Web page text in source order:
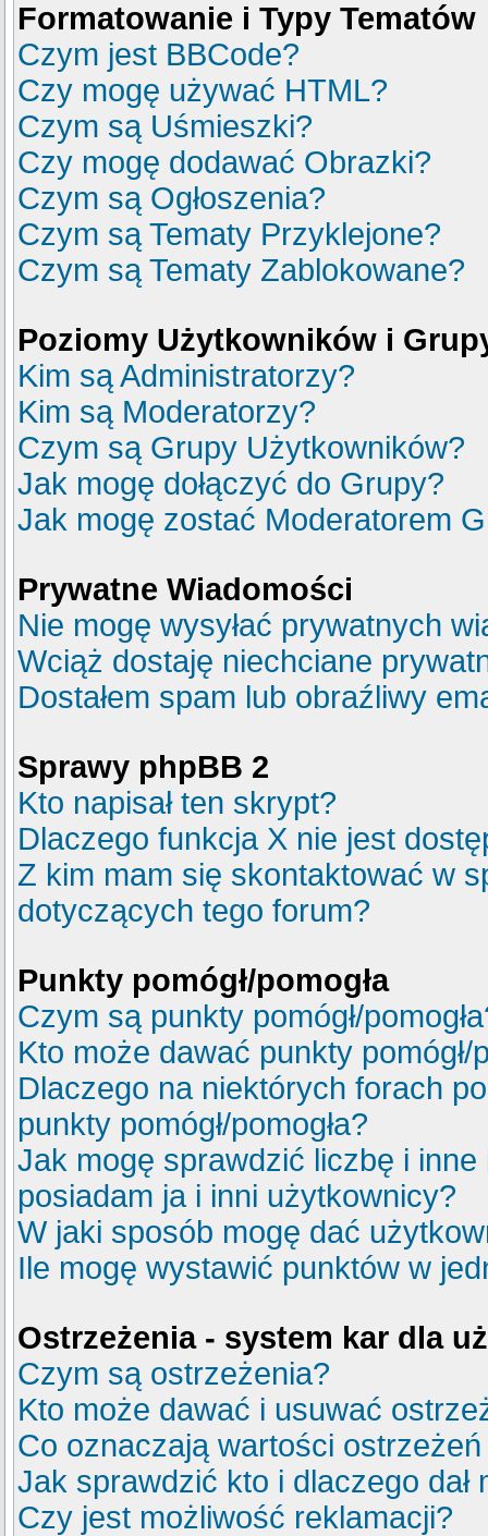
Formatowanie i Typy Tematów
Czym jest BBCode?
Czy mogę używać HTML?
Czym są Uśmieszki?
Czy mogę dodawać Obrazki?
Czym są Ogłoszenia?
Czym są Tematy Przyklejone?
Czym są Tematy Zablokowane?
Poziomy Użytkowników i
Kim są Administratorzy?
Kim są Moderatorzy?
Czym są Grupy Użytkowników?
Jak mogę dołączyć do Grupy?
Jak mogę zostać Moderatorem
Prywatne Wiadomości
Nie mogę wysyłać prywatnych
Wciąż dostaję niechciane
Dostałem spam lub obraźliwy
Sprawy phpBB 2
Kto napisał ten skrypt?
Dlaczego funkcja X nie jest
Z kim mam się skontaktować w
dotyczących tego forum?
Punkty pomógł/pomogła
Czym są punkty pomógł/
Kto może dawać punkty pomógł/
Dlaczego na niektórych forach
punkty pomógł/pomogła?
Jak mogę sprawdzić liczbę i
posiadam ja i inni użytkownicy?
W jaki sposób mogę dać
Ile mogę wystawić punktów w
Ostrzeżenia - system kar dla
Czym są ostrzeżenia?
Kto może dawać i usuwać
Co oznaczają wartości
Jak sprawdzić kto i dlaczego dał
Czy jest możliwość reklamacji?